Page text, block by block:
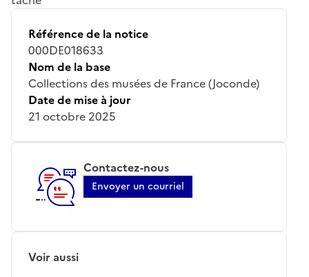
Référence de la notice
000DE018633
Nom de la base
Collections des musées de France (Joconde)
Date de mise à jour
21 octobre 2025
Contactez-nous
Envoyer un courriel
Voir aussi